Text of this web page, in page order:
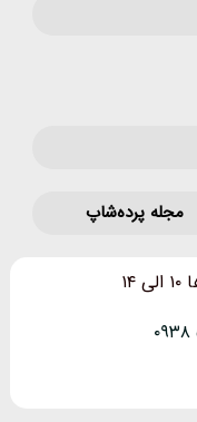
مجله پرده‌شاپ